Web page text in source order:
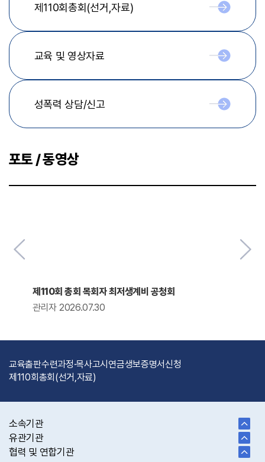
제110회총회(선거,자료)
교육 및 영상자료
성폭력 상담/신고
포토 / 동영상
제110회 총회 목회자 최저생계비 공청회
관리자 2026.07.30
교육출판수련과정·목사고시 연금생보증명서신청
제110회총회(선거,자료)
소속기관
유관기관
협력 및 연합기관